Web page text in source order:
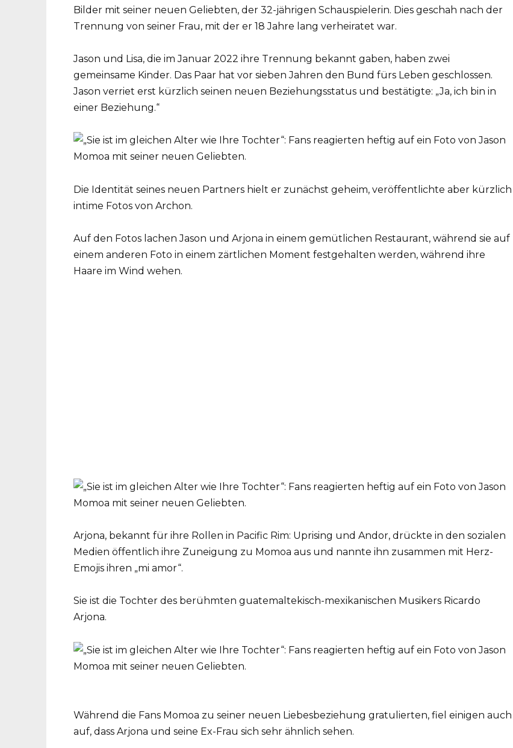
Bilder mit seiner neuen Geliebten, der 32-jährigen Schauspielerin. Dies geschah nach der
Trennung von seiner Frau, mit der er 18 Jahre lang verheiratet war.
Jason und Lisa, die im Januar 2022 ihre Trennung bekannt gaben, haben zwei
gemeinsame Kinder. Das Paar hat vor sieben Jahren den Bund fürs Leben geschlossen.
Jason verriet erst kürzlich seinen neuen Beziehungsstatus und bestätigte: „Ja, ich bin in
einer Beziehung.“
Die Identität seines neuen Partners hielt er zunächst geheim, veröffentlichte aber kürzlich
intime Fotos von Archon.
Auf den Fotos lachen Jason und Arjona in einem gemütlichen Restaurant, während sie auf
einem anderen Foto in einem zärtlichen Moment festgehalten werden, während ihre
Haare im Wind wehen.
Arjona, bekannt für ihre Rollen in Pacific Rim: Uprising und Andor, drückte in den sozialen
Medien öffentlich ihre Zuneigung zu Momoa aus und nannte ihn zusammen mit Herz-
Emojis ihren „mi amor“.
Sie ist die Tochter des berühmten guatemaltekisch-mexikanischen Musikers Ricardo
Arjona.
Während die Fans Momoa zu seiner neuen Liebesbeziehung gratulierten, fiel einigen auch
auf, dass Arjona und seine Ex-Frau sich sehr ähnlich sehen.